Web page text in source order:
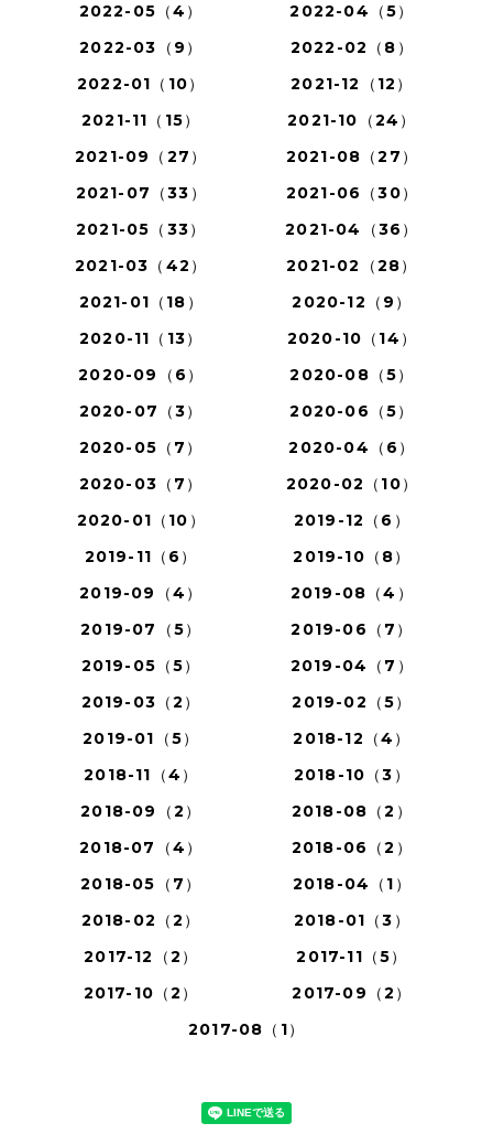
2022-05（4）
2022-04（5）
2022-03（9）
2022-02（8）
2022-01（10）
2021-12（12）
2021-11（15）
2021-10（24）
2021-09（27）
2021-08（27）
2021-07（33）
2021-06（30）
2021-05（33）
2021-04（36）
2021-03（42）
2021-02（28）
2021-01（18）
2020-12（9）
2020-11（13）
2020-10（14）
2020-09（6）
2020-08（5）
2020-07（3）
2020-06（5）
2020-05（7）
2020-04（6）
2020-03（7）
2020-02（10）
2020-01（10）
2019-12（6）
2019-11（6）
2019-10（8）
2019-09（4）
2019-08（4）
2019-07（5）
2019-06（7）
2019-05（5）
2019-04（7）
2019-03（2）
2019-02（5）
2019-01（5）
2018-12（4）
2018-11（4）
2018-10（3）
2018-09（2）
2018-08（2）
2018-07（4）
2018-06（2）
2018-05（7）
2018-04（1）
2018-02（2）
2018-01（3）
2017-12（2）
2017-11（5）
2017-10（2）
2017-09（2）
2017-08（1）